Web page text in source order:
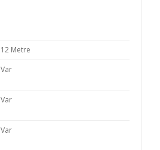
12 Metre
Var
Var
Var